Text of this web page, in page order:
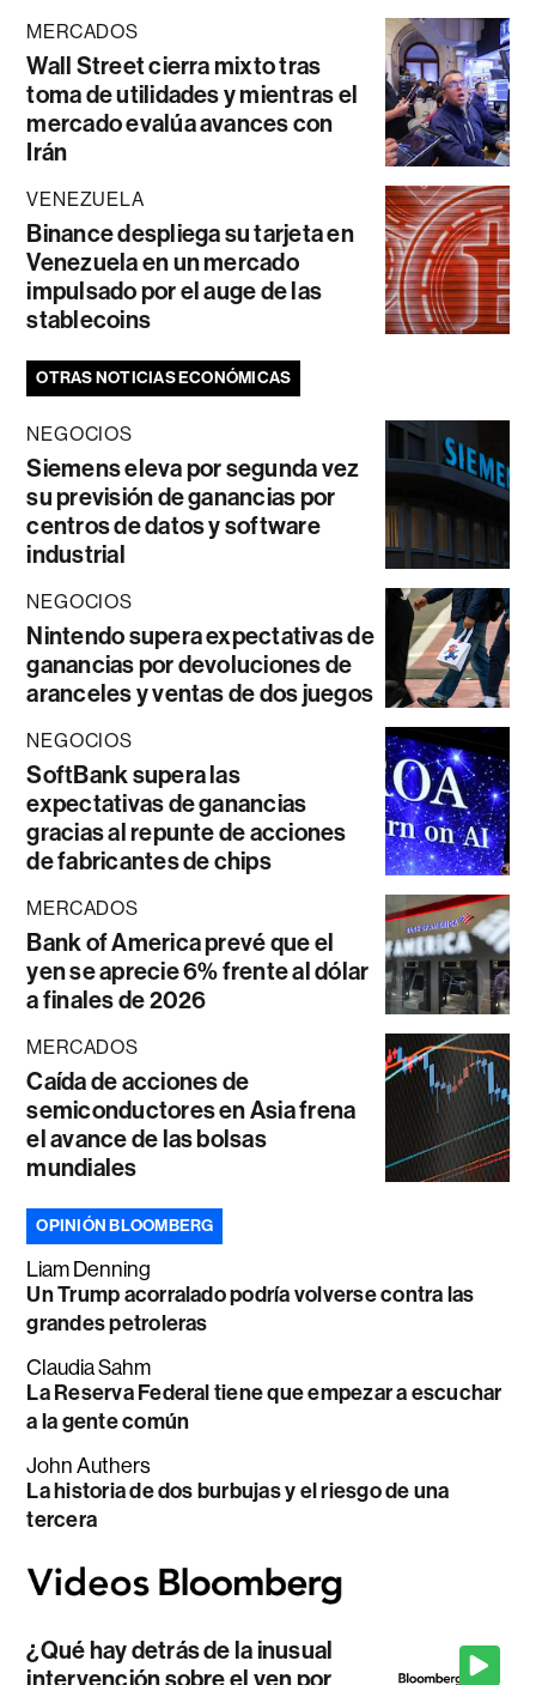
MERCADOS
Wall Street cierra mixto tras
toma de utilidades y mientras el
mercado evalúa avances con
Irán
VENEZUELA
Binance despliega su tarjeta en
Venezuela en un mercado
impulsado por el auge de las
stablecoins
OTRAS NOTICIAS ECONÓMICAS
NEGOCIOS
Siemens eleva por segunda vez
su previsión de ganancias por
centros de datos y software
industrial
NEGOCIOS
Nintendo supera expectativas de
ganancias por devoluciones de
aranceles y ventas de dos juegos
NEGOCIOS
SoftBank supera las
expectativas de ganancias
gracias al repunte de acciones
de fabricantes de chips
MERCADOS
Bank of America prevé que el
yen se aprecie 6% frente al dólar
a finales de 2026
MERCADOS
Caída de acciones de
semiconductores en Asia frena
el avance de las bolsas
mundiales
OPINIÓN BLOOMBERG
Liam Denning
Un Trump acorralado podría volverse contra las
grandes petroleras
Claudia Sahm
La Reserva Federal tiene que empezar a escuchar
a la gente común
John Authers
La historia de dos burbujas y el riesgo de una
tercera
¿Qué hay detrás de la inusual